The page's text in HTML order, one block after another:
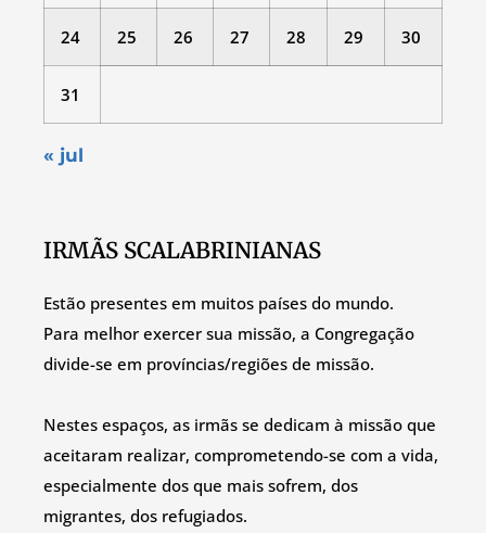
24 25 26 27 28 29 30
31
« jul
IRMÃS SCALABRINIANAS
Estão presentes em muitos países do mundo.
Para melhor exercer sua missão, a Congregação
divide-se em províncias/regiões de missão.
Nestes espaços, as irmãs se dedicam à missão que
aceitaram realizar, comprometendo-se com a vida,
especialmente dos que mais sofrem, dos
migrantes, dos refugiados.